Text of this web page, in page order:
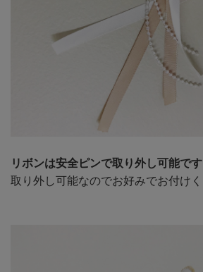
リボンは安全ピンで取り外し可能です
取り外し可能なのでお好みでお付けく